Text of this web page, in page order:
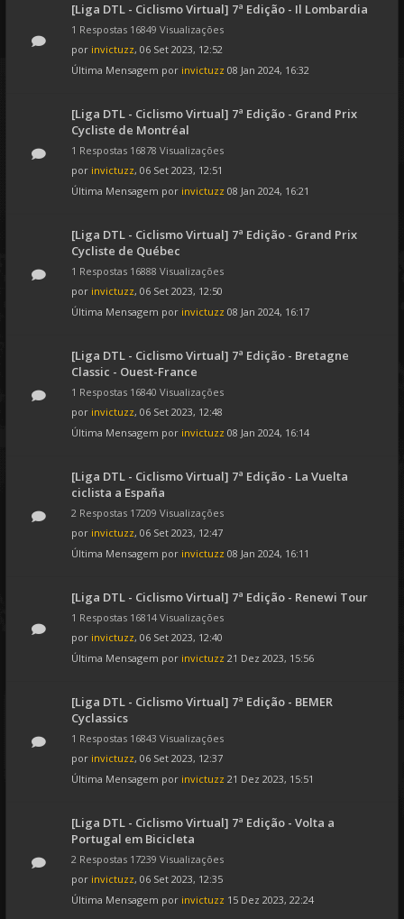
[Liga DTL - Ciclismo Virtual] 7ª Edição - Il Lombardia
1 Respostas 16849 Visualizações
por invictuzz, 06 Set 2023, 12:52
Última Mensagem por invictuzz 08 Jan 2024, 16:32
[Liga DTL - Ciclismo Virtual] 7ª Edição - Grand Prix
Cycliste de Montréal
1 Respostas 16878 Visualizações
por invictuzz, 06 Set 2023, 12:51
Última Mensagem por invictuzz 08 Jan 2024, 16:21
[Liga DTL - Ciclismo Virtual] 7ª Edição - Grand Prix
Cycliste de Québec
1 Respostas 16888 Visualizações
por invictuzz, 06 Set 2023, 12:50
Última Mensagem por invictuzz 08 Jan 2024, 16:17
[Liga DTL - Ciclismo Virtual] 7ª Edição - Bretagne
Classic - Ouest-France
1 Respostas 16840 Visualizações
por invictuzz, 06 Set 2023, 12:48
Última Mensagem por invictuzz 08 Jan 2024, 16:14
[Liga DTL - Ciclismo Virtual] 7ª Edição - La Vuelta
ciclista a España
2 Respostas 17209 Visualizações
por invictuzz, 06 Set 2023, 12:47
Última Mensagem por invictuzz 08 Jan 2024, 16:11
[Liga DTL - Ciclismo Virtual] 7ª Edição - Renewi Tour
1 Respostas 16814 Visualizações
por invictuzz, 06 Set 2023, 12:40
Última Mensagem por invictuzz 21 Dez 2023, 15:56
[Liga DTL - Ciclismo Virtual] 7ª Edição - BEMER
Cyclassics
1 Respostas 16843 Visualizações
por invictuzz, 06 Set 2023, 12:37
Última Mensagem por invictuzz 21 Dez 2023, 15:51
[Liga DTL - Ciclismo Virtual] 7ª Edição - Volta a
Portugal em Bicicleta
2 Respostas 17239 Visualizações
por invictuzz, 06 Set 2023, 12:35
Última Mensagem por invictuzz 15 Dez 2023, 22:24